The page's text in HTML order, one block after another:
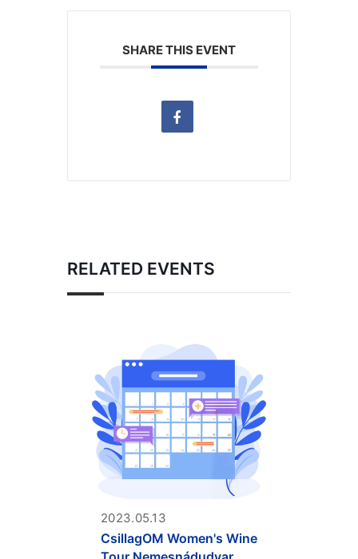
SHARE THIS EVENT
RELATED EVENTS
2023.05.13
CsillagOM Women's Wine